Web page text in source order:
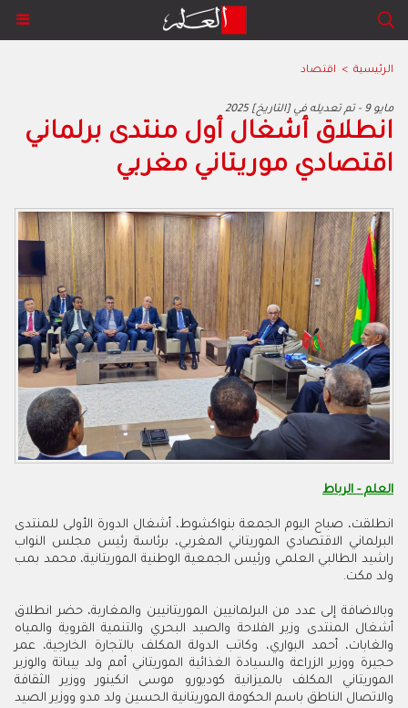
الرئيسية > اقتصاد
2025 مايو 9 - تم تعديله في [التاريخ]
انطلاق أشغال أول منتدى برلماني
اقتصادي موريتاني مغربي
العلم - الرباط
انطلقت، صباح اليوم الجمعة بنواكشوط، أشغال الدورة الأولى للمنتدى
البرلماني الاقتصادي الموريتاني المغربي، برئاسة رئيس مجلس النواب
راشيد الطالبي العلمي ورئيس الجمعية الوطنية الموريتانية، محمد بمب
ولد مكت.
وبالاضافة إلى عدد من البرلمانيين الموريتانيين والمغاربة، حضر انطلاق
أشغال المنتدى وزير الفلاحة والصيد البحري والتنمية القروية والمياه
والغابات، أحمد البواري، وكاتب الدولة المكلف بالتجارة الخارجية، عمر
حجيرة ووزير الزراعة والسيادة الغذائية الموريتاني أمم ولد بيباتة والوزير
الموريتاني المكلف بالميزانية كوديورو موسى انكينور ووزير الثقافة
والاتصال الناطق باسم الحكومة الموريتانية الحسين ولد مدو ووزير الصيد